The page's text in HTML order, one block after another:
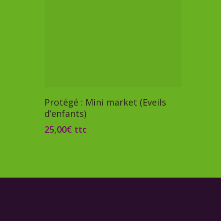
Ajouter Au Panier
Protégé : Mini market (Eveils
d’enfants)
25,00€ ttc